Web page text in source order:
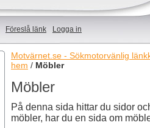
Föreslå länk Logga in
Motvärnet.se - Sökmotorvänlig
hem / Möbler
Möbler
På denna sida hittar du sidor
möbler, har du en sida om